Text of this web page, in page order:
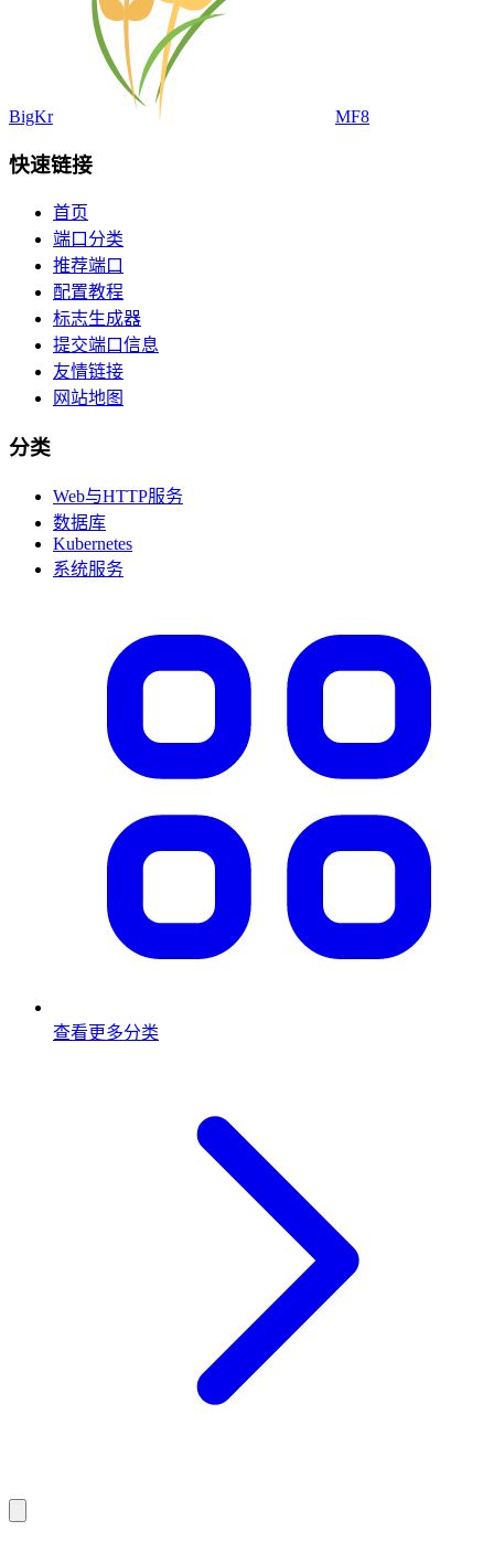
BigKr MF8
快速链接
首页
端口分类
推荐端口
配置教程
标志生成器
提交端口信息
友情链接
网站地图
分类
Web与HTTP服务
数据库
Kubernetes
系统服务
查看更多分类